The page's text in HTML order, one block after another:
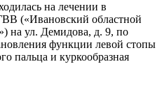
на лечении в
(«Ивановский областной
на ул. Демидова, д. 9, по
функции левой стопы
пальца и куркообразная